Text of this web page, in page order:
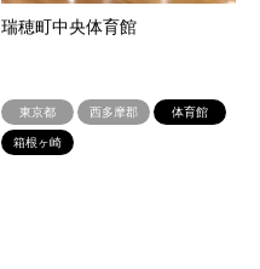
瑞穂町中央体育館
東京都 西多摩郡
体育館
箱根ヶ崎